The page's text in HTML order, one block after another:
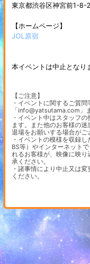
東京都渋谷区神宮前1-
【ホームページ】
JOL原宿
本イベントは中止となり
【ご注意】
・イベントに関するご質
「info@yatsutama.com」
・イベント中はスタッフ
ます。また他のお客様の迷
退場をお願いする場合がご
・イベントの模様を収録
BS等）やインターネット
れるお客様が、映像に映
承ください。
・諸事情により中止又は
ください。